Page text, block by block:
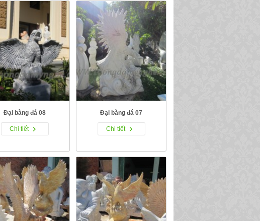
Đại bàng đá 08
Chi tiết
Đại bàng đá 07
Chi tiết